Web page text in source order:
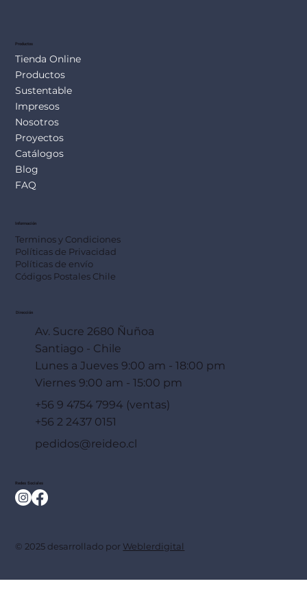
Productos
Tienda Online
Productos
Sustentable
Impresos
Nosotros
Proyectos
Catálogos
Blog
FAQ
Información
Terminos y Condiciones
Políticas de Privacidad
Políticas de envío
Códigos Postales Chile
Dirección
Av. Sucre 2680 Ñuñoa
Santiago - Chile
Lunes a Jueves 9:00 am - 18:00 pm
Viernes 9:00 am - 15:00 pm
+56 9 4754 7994 (ventas)
+56 2 2437 0151
pedidos@reideo.cl
Redes Sociales
© 2025 desarrollado por Weblerdigital